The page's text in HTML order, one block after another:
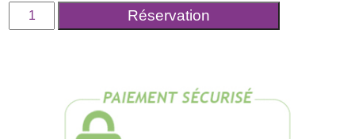
quantité
Réservation